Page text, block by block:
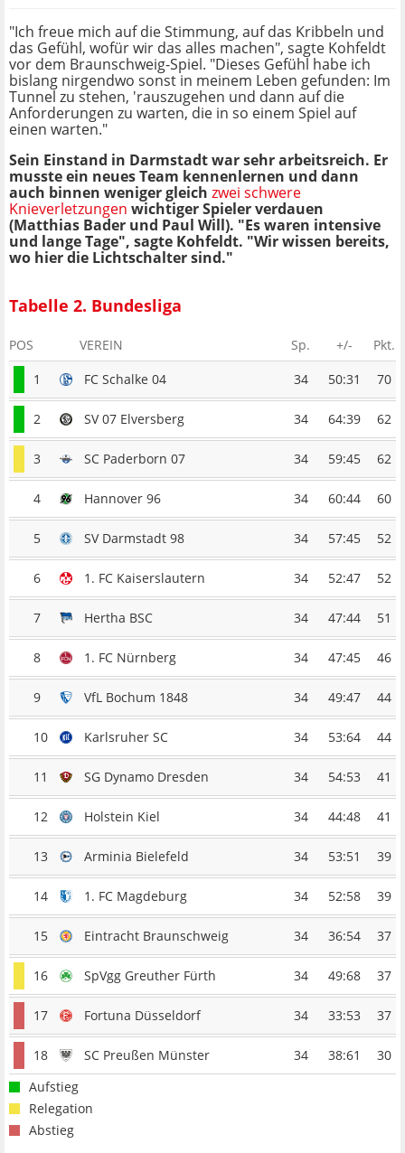
"Ich freue mich auf die Stimmung, auf das Kribbeln und
das Gefühl, wofür wir das alles machen", sagte Kohfeldt
vor dem Braunschweig-Spiel. "Dieses Gefühl habe ich
bislang nirgendwo sonst in meinem Leben gefunden: Im
Tunnel zu stehen, 'rauszugehen und dann auf die
Anforderungen zu warten, die in so einem Spiel auf
einen warten."
Sein Einstand in Darmstadt war sehr arbeitsreich. Er
musste ein neues Team kennenlernen und dann
auch binnen weniger gleich zwei schwere
Knieverletzungen wichtiger Spieler verdauen
(Matthias Bader und Paul Will). "Es waren intensive
und lange Tage", sagte Kohfeldt. "Wir wissen bereits,
wo hier die Lichtschalter sind."
Tabelle 2. Bundesliga
POS VEREIN Sp. +/-
Pkt.
1
FC Schalke 04 34 50:31 70
2 SV 07 Elversberg 34 64:39 62
3 SC Paderborn 07 34 59:45 62
4 Hannover 96 34 60:44 60
5 SV Darmstadt 98 34 57:45 52
6 1. FC Kaiserslautern 34 52:47 52
7 Hertha BSC 34 47:44 51
8 1. FC Nürnberg 34 47:45 46
9 VfL Bochum 1848 34 49:47 44
10 Karlsruher SC 34 53:64 44
11 SG Dynamo Dresden 34 54:53 41
12 Holstein Kiel 34 44:48 41
13 Arminia Bielefeld 34 53:51 39
14 1. FC Magdeburg 34 52:58 39
15 Eintracht Braunschweig 34 36:54 37
16 SpVgg Greuther Fürth 34 49:68 37
17 Fortuna Düsseldorf 34 33:53 37
18 SC Preußen Münster 34 38:61
30
Aufstieg
Relegation
Abstieg